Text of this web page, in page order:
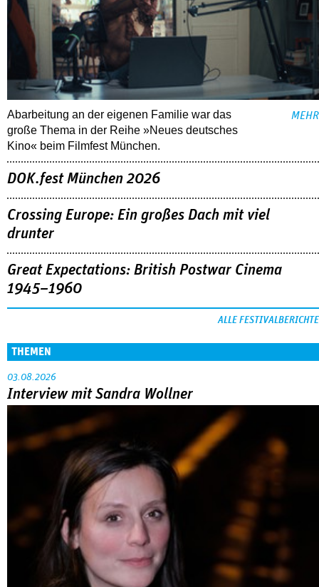
Abarbeitung an der eigenen Familie war das
große Thema in der Reihe »Neues deutsches
Kino« beim Filmfest München.
MEHR
DOK.fest München 2026
Crossing Europe: Ein großes Dach mit viel
drunter
Great Expectations: British Postwar Cinema
1945–1960
ALLE FESTIVALBERICHTE
THEMEN
03.08.2026
Interview mit Sandra Wollner